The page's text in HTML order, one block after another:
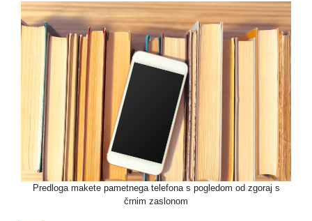
Predloga makete pametnega telefona s pogledom od zgoraj s
črnim zaslonom